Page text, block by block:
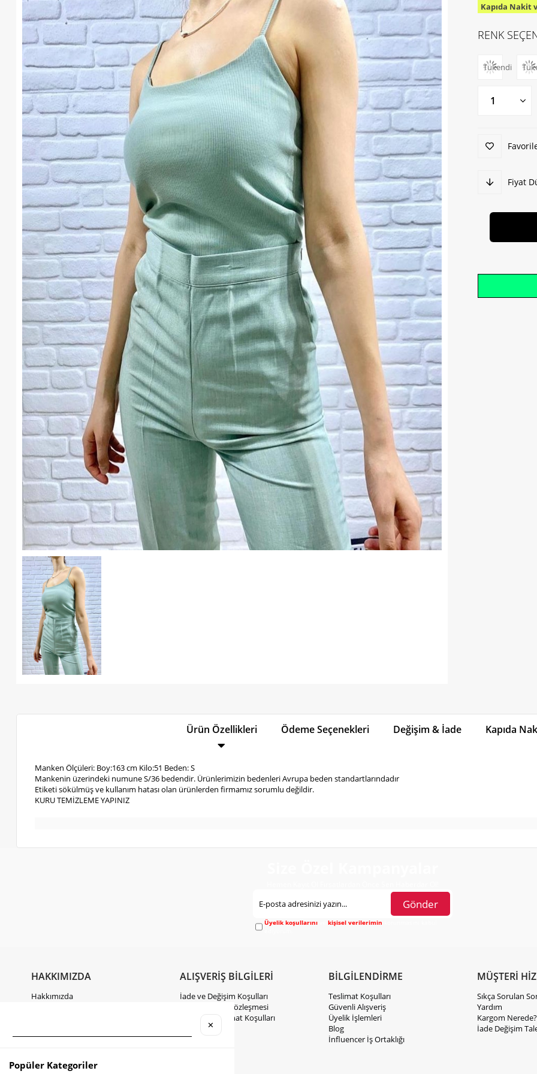
İndirim
Kapıda Nakit
RENK
Tükendi
Fiyat
Ürün Özellikleri Ödeme Seçenekleri Değişim & İade Kapıda
Manken Ölçüleri: Boy:163 cm Kilo:51 Beden: S
Mankenin üzerindeki numune S/36 bedendir. Ürünlerimizin bedenleri Avrupa beden standartlarındadır
Etiketi sökülmüş ve kullanım hatası olan ürünlerden firmamız sorumlu değildir.
KURU TEMİZLEME YAPINIZ
Gönder
Üyelik koşullarını vekişisel verilerimin
HAKKIMIZDA
Hakkımızda
Instagram
ALIŞVERİŞ BİLGİLERİ
İade ve Değişim Koşulları
Mesafeli Satış Sözleşmesi
Kargo ve Teslimat Koşulları
BİLGİLENDİRME
Teslimat Koşulları
Güvenli Alışveriş
Üyelik İşlemleri
Blog
İnfluencer İş Ortaklığı
MÜŞTERİ
Sıkça Sorulan
Yardım
Kargom Nerede?
İade Değişim
✕
Popüler Kategoriler